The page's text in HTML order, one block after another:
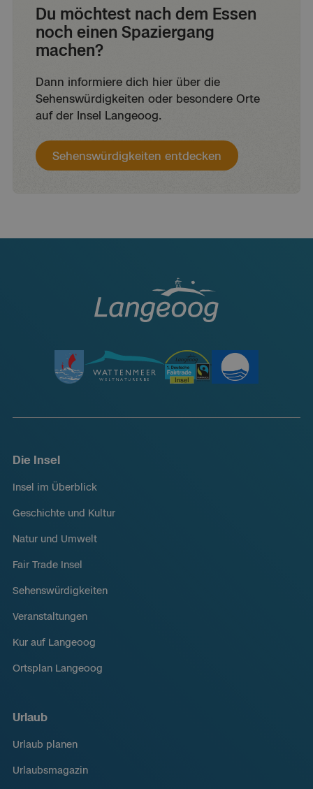
Du möchtest nach dem Essen
noch einen Spaziergang
machen?
Dann informiere dich hier über die
Sehenswürdigkeiten oder besondere Orte
auf der Insel Langeoog.
Sehenswürdigkeiten entdecken
Die Insel
Insel im Überblick
Geschichte und Kultur
Natur und Umwelt
Fair Trade Insel
Sehenswürdigkeiten
Veranstaltungen
Kur auf Langeoog
Ortsplan Langeoog
Urlaub
Urlaub planen
Urlaubsmagazin